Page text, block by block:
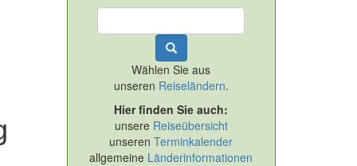
Wählen Sie aus
unseren Reiseländern.
Hier finden Sie auch:
unsere Reiseübersicht
unserenTerminkalender
allgemeine Länderinformationen